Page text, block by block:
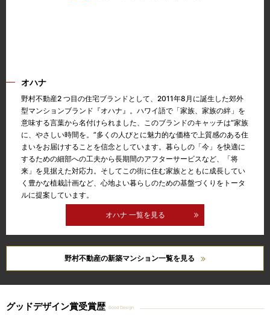
オハナ
野村不動産2 つ目の住宅ブランドとして、2011年8月に誕生した郊外
型マンションブランド『オハナ』。ハワイ語で「家族、家族の絆」を
意味する言葉から名付けられました、このブランドのキャッチは“家族
に、やさしい時間を。”多くの人びとに魅力的な価格で上質感のある住
まいをお届けすることを信念としています。暮らしの「今」を快適に
するための細部への工夫から長期間のアフターサービスなど、「将
来」を見据えた対応力。そしてこの街に住む家族とともに成長してい
く豊かな植栽計画など、心地よい暮らしのための基盤づくりをトータ
ルに提案しています。
オハナ 一覧を見る
野村不動産の新築マンション一覧を見る
グッドデザイン賞受賞歴